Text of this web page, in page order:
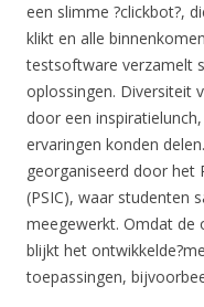
een slimme ?clickbot?,
klikt en alle
testsoftware verzamelt
oplossingen. Diversiteit
door een
ervaringen konden
georganiseerd door het
(PSIC), waar studenten
meegewerkt. Omdat de
blijkt het
toepassingen,